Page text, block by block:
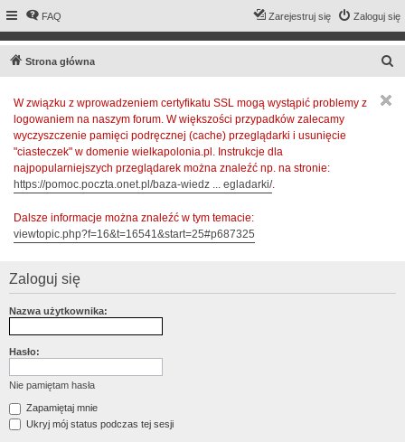
FAQ Zaloguj się
Zarejestruj się
Strona główna
W związku z wprowadzeniem certyfikatu SSL mogą wystąpić problemy z
logowaniem na naszym forum. W większości przypadków zalecamy
wyczyszczenie pamięci podręcznej (cache) przeglądarki i usunięcie
"ciasteczek" w domenie wielkapolonia.pl. Instrukcje dla
najpopularniejszych przeglądarek można znaleźć np. na stronie:
https://pomoc.poczta.onet.pl/baza-wiedz ... egladarki/.
Dalsze informacje można znaleźć w tym temacie:
viewtopic.php?f=16&t=16541&start=25#p687325
Zaloguj się
Nazwa użytkownika:
Hasło:
Nie pamiętam hasła
Zapamiętaj mnie
Ukryj mój status podczas tej sesji